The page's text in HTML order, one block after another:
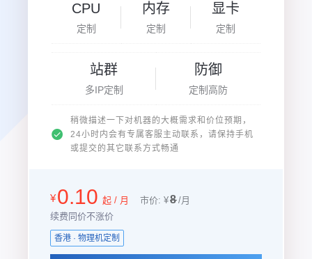
CPU
定制
内存
定制
显卡
定制
站群
多IP定制
防御
定制高防
稍微描述一下对机器的大概需求和价位预期，
24小时内会有专属客服主动联系，请保持手机
或提交的其它联系方式畅通
¥0.10 起 / 月 市价: ¥8/月
续费同价不涨价
香港 · 物理机定制